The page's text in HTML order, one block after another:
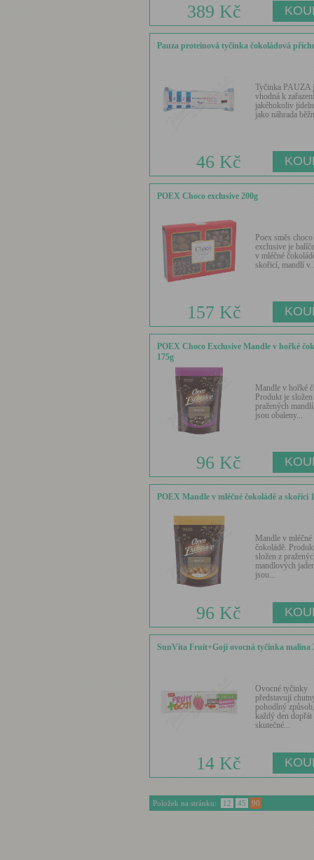
389 Kč
Pauza proteinová tyčinka čokoládová
Tyčinka PAUZA
vhodná k
jakéhokoliv
jako náhrada
46 Kč
POEX Choco exclusive 200g
Poex směs choco
exclusive je
v mléčné
skořicí, mandlí
157 Kč
POEX Choco Exclusive Mandle v hořké
175g
Mandle v hořké
Produkt je
pražených
jsou obaleny...
96 Kč
POEX Mandle v mléčné čokoládě a skořici
Mandle v mléčné
čokoládě.
složen z
mandlových
jsou...
96 Kč
SunVita Fruit+Goji ovocná tyčinka malina
Ovocné tyčinky
představují
pohodlný
každý den dopřát
skutečné...
14 Kč
Položek na stránku: 12 45 90